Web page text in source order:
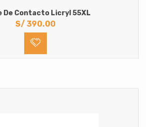
De Contacto Licryl 55XL
S/ 390.00